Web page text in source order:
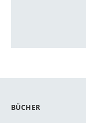
BÜCHER